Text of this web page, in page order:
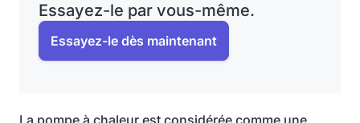
Essayez-le par vous-même.
Essayez-le dès maintenant
La pompe à chaleur est considérée comme une